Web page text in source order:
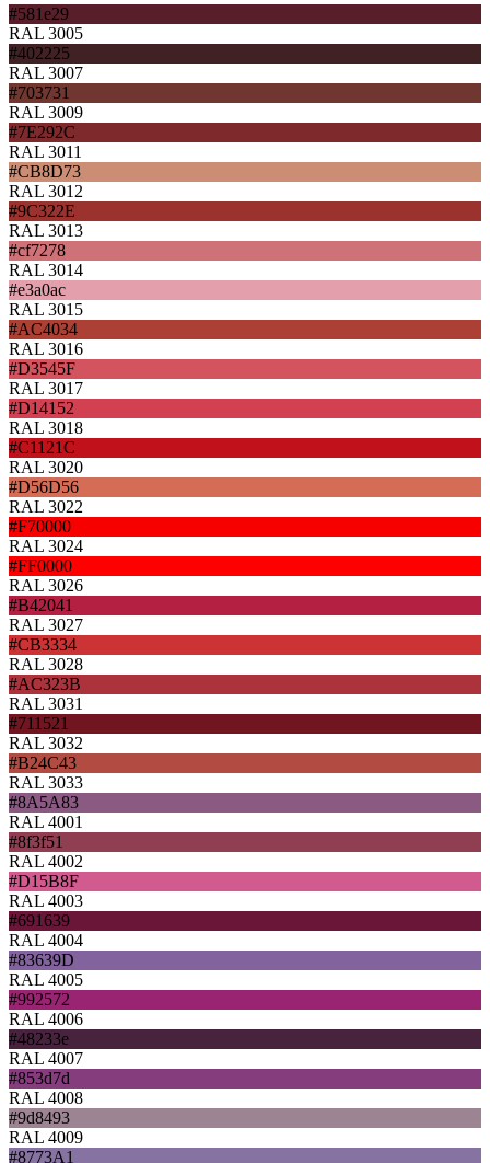
#581e29
RAL 3005
#402225
RAL 3007
#703731
RAL 3009
#7E292C
RAL 3011
#CB8D73
RAL 3012
#9C322E
RAL 3013
#cf7278
RAL 3014
#e3a0ac
RAL 3015
#AC4034
RAL 3016
#D3545F
RAL 3017
#D14152
RAL 3018
#C1121C
RAL 3020
#D56D56
RAL 3022
#F70000
RAL 3024
#FF0000
RAL 3026
#B42041
RAL 3027
#CB3334
RAL 3028
#AC323B
RAL 3031
#711521
RAL 3032
#B24C43
RAL 3033
#8A5A83
RAL 4001
#8f3f51
RAL 4002
#D15B8F
RAL 4003
#691639
RAL 4004
#83639D
RAL 4005
#992572
RAL 4006
#48233e
RAL 4007
#853d7d
RAL 4008
#9d8493
RAL 4009
#8773A1